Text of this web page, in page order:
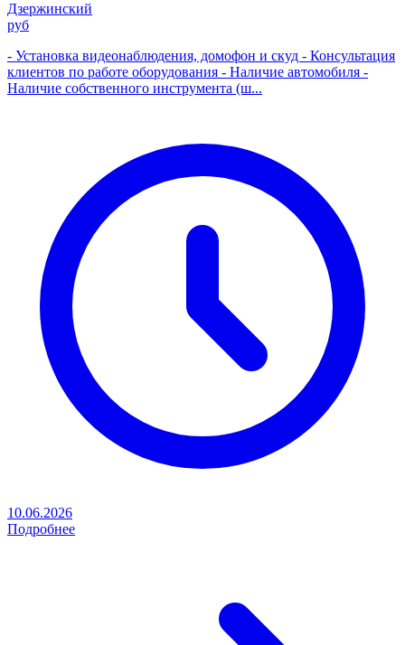
Дзержинский
руб
- Установка видеонаблюдения, домофон и скуд - Консультация
клиентов по работе оборудования - Наличие автомобиля -
Наличие собственного инструмента (ш...
10.06.2026
Подробнее